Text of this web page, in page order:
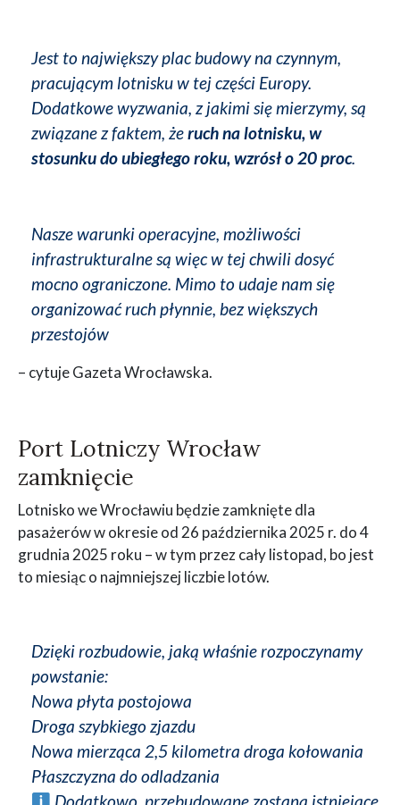
Jest to największy plac budowy na czynnym,
pracującym lotnisku w tej części Europy.
Dodatkowe wyzwania, z jakimi się mierzymy, są
związane z faktem, żeruch na lotnisku, w
stosunku do ubiegłego roku, wzrósł o 20 proc.
Nasze warunki operacyjne, możliwości
infrastrukturalne są więc w tej chwili dosyć
mocno ograniczone. Mimo to udaje nam się
organizować ruch płynnie, bez większych
przestojów
– cytuje Gazeta Wrocławska.
Port Lotniczy Wrocław
zamknięcie
Lotnisko we Wrocławiu będzie zamknięte dla
pasażerów w okresie od 26 października 2025 r. do 4
grudnia 2025 roku – w tym przez cały listopad, bo jest
to miesiąc o najmniejszej liczbie lotów.
Dzięki rozbudowie, jaką właśnie rozpoczynamy
powstanie:
Nowa płyta postojowa
Droga szybkiego zjazdu
Nowa mierząca 2,5 kilometra droga kołowania
Płaszczyzna do odladzania
Dodatkowo, przebudowane zostaną istniejące